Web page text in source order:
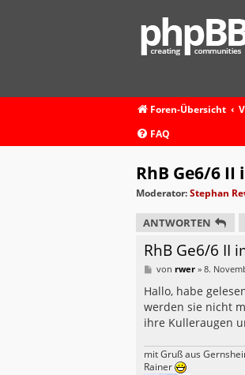
Foren-Übersicht
FAQ
RhB Ge6/6
Moderator:Stephan
ANTWORTEN
RhB Ge6/6 II
B
i
t
r
a
g
von rwer» 8.
Hallo, habe
werden sie nicht
ihre Kulleraugen
mit Gruß aus
Rainer